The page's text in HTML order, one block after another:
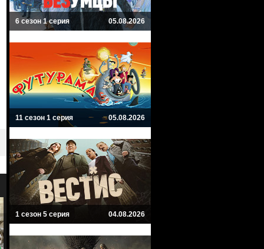
6 сезон 1 серия 05.08.2026
11 сезон 1 серия 05.08.2026
1 сезон 5 серия 04.08.2026